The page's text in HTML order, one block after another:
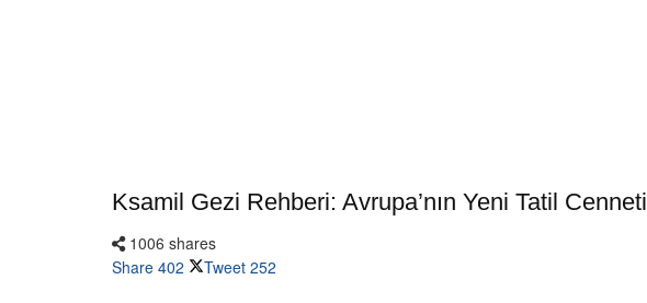
Ksamil Gezi Rehberi: Avrupa’nın Yeni Tatil Cenneti
1006 shares
Share 402 Tweet 252